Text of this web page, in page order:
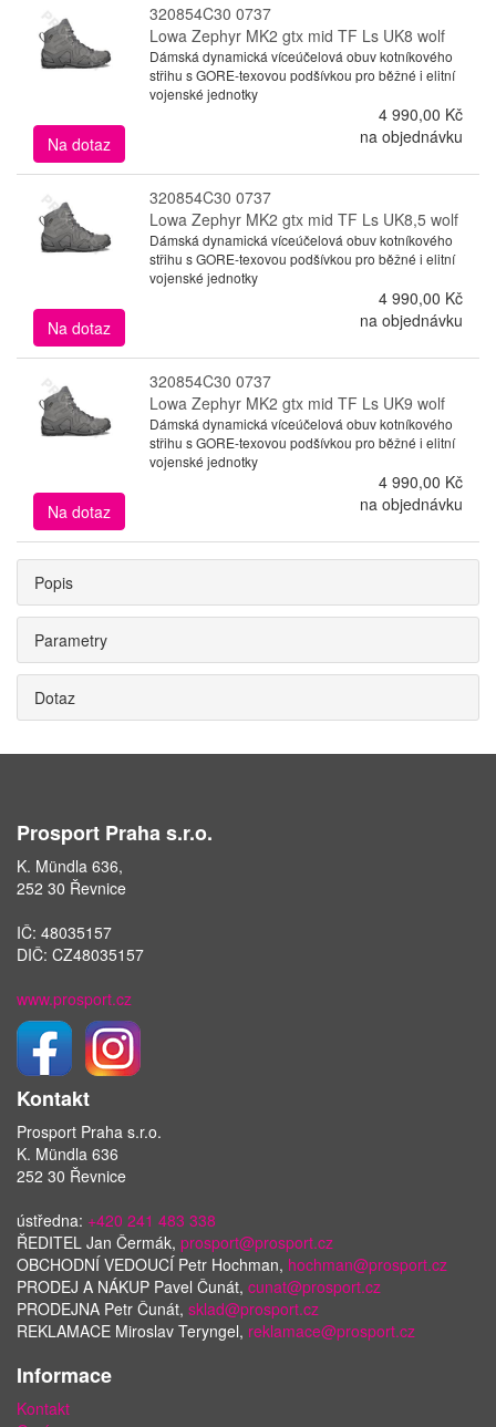
320854C30 0737
Lowa Zephyr MK2 gtx mid TF Ls UK8 wolf
Dámská dynamická víceúčelová obuv kotníkového
střihu s GORE-texovou podšívkou pro běžné i elitní
vojenské jednotky
4 990,00 Kč
Na dotaz
na objednávku
320854C30 0737
Lowa Zephyr MK2 gtx mid TF Ls UK8,5 wolf
Dámská dynamická víceúčelová obuv kotníkového
střihu s GORE-texovou podšívkou pro běžné i elitní
vojenské jednotky
4 990,00 Kč
Na dotaz
na objednávku
320854C30 0737
Lowa Zephyr MK2 gtx mid TF Ls UK9 wolf
Dámská dynamická víceúčelová obuv kotníkového
střihu s GORE-texovou podšívkou pro běžné i elitní
vojenské jednotky
4 990,00 Kč
Na dotaz
na objednávku
Popis
Parametry
Dotaz
Prosport Praha s.r.o.
K. Mündla 636,
252 30 Řevnice
IČ: 48035157
DIČ: CZ48035157
www.prosport.cz
Kontakt
Prosport Praha s.r.o.
K. Mündla 636
252 30 Řevnice
ústředna: +420 241 483 338
ŘEDITEL Jan Čermák, prosport@prosport.cz
OBCHODNÍ VEDOUCÍ Petr Hochman, hochman@prosport.cz
PRODEJ A NÁKUP Pavel Čunát, cunat@prosport.cz
PRODEJNA Petr Čunát, sklad@prosport.cz
REKLAMACE Miroslav Teryngel, reklamace@prosport.cz
Informace
Kontakt